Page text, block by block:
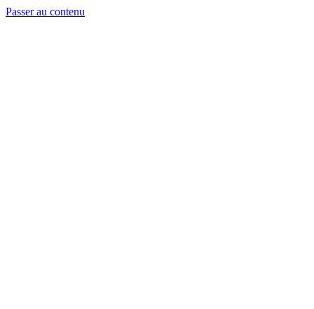
Passer au contenu